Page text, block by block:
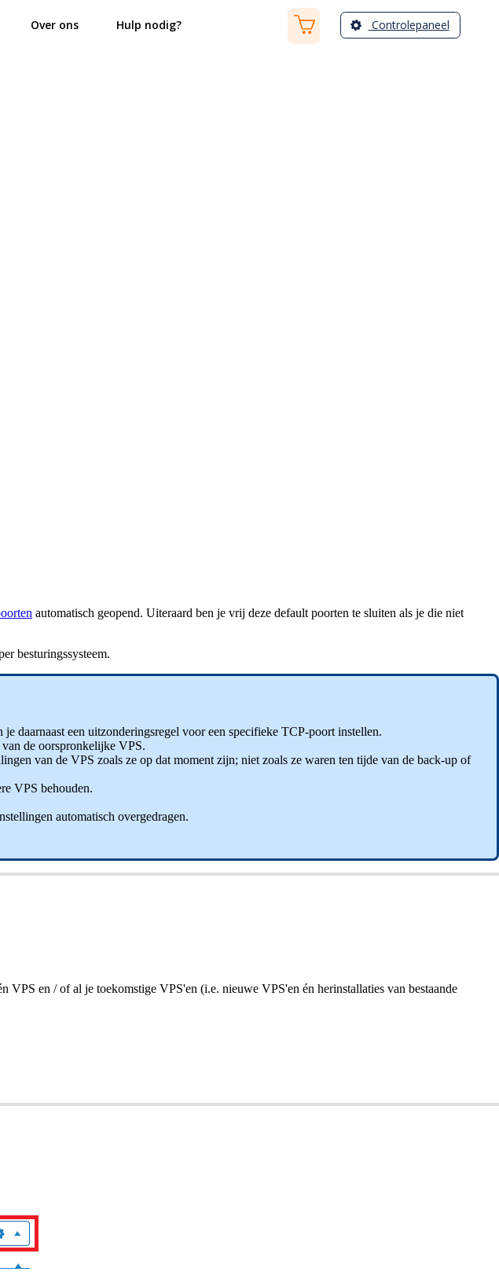
Over ons Hulp nodig? Controlepaneel
automatisch geopend. Uiteraard ben je vrij deze default poorten te sluiten als je die niet
besturingssysteem.
daarnaast een uitzonderingsregel voor een specifieke TCP-poort instellen.
de oorspronkelijke VPS.
van de VPS zoals ze op dat moment zijn; niet zoals ze waren ten tijde van de back-up of
VPS behouden.
automatisch overgedragen.
VPS en / of al je toekomstige VPS'en (i.e. nieuwe VPS'en én herinstallaties van bestaande